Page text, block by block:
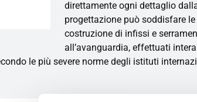
direttamente ogni dettaglio
progettazione può soddisfare
costruzione di infissi e
all’avanguardia, effettuati
le più severe norme degli istituti